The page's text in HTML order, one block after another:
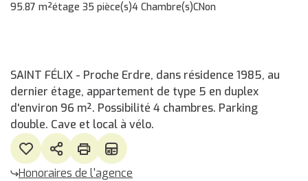
95.87 m²étage 35 pièce(s)4 Chambre(s)CNon
SAINT FÉLIX - Proche Erdre, dans résidence 1985, au
dernier étage, appartement de type 5 en duplex
d'environ 96 m². Possibilité 4 chambres. Parking
double. Cave et local à vélo.
Honoraires de l'agence